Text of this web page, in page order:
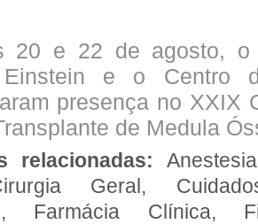
20 e 22 de agosto, o
Einstein e o Centro
presença no XXIX
de Medula
relacionadas:
Geral,
Farmácia Clínica,